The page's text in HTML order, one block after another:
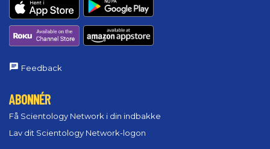
Feedback
ABONNÉR
Få Scientology Network i din indbakke
Lav dit Scientology Network-logon